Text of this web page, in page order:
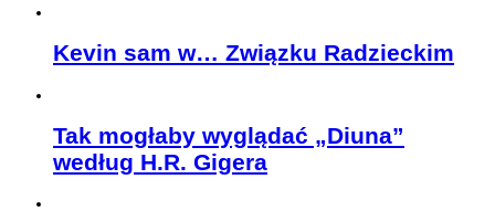
Kevin sam w… Związku Radzieckim
Tak mogłaby wyglądać „Diuna”
według H.R. Gigera